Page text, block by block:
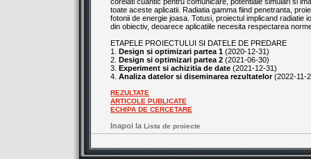
toate aceste aplicatii. Radiatia gamma fiind penetranta,
fotonii de energie joasa. Totusi, proiectul implicand
din obiectiv, deoarece aplicatiile necesita respectarea
ETAPELE PROIECTULUI SI DATELE DE PREDARE
1. Design si optimizari partea 1 (2020-12-31)
2. Design si optimizari partea 2 (2021-06-30)
3. Experiment si achizitia de date (2021-12-31)
4. Analiza datelor si diseminarea rezultatelor(2022-11-
REZULTATE
ARTICOLE PUBLICATE
ECHIPA DE CERCETARE
Inapoi la Lista de proiecte